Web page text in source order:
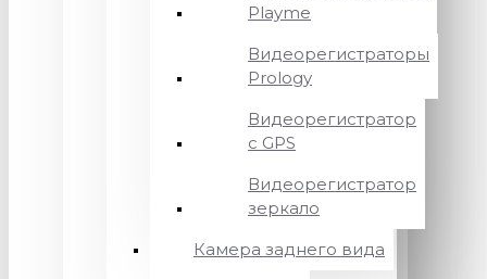
Playme
Видеорегистраторы
Prology
Видеорегистратор
с GPS
Видеорегистратор
зеркало
Камера заднего вида